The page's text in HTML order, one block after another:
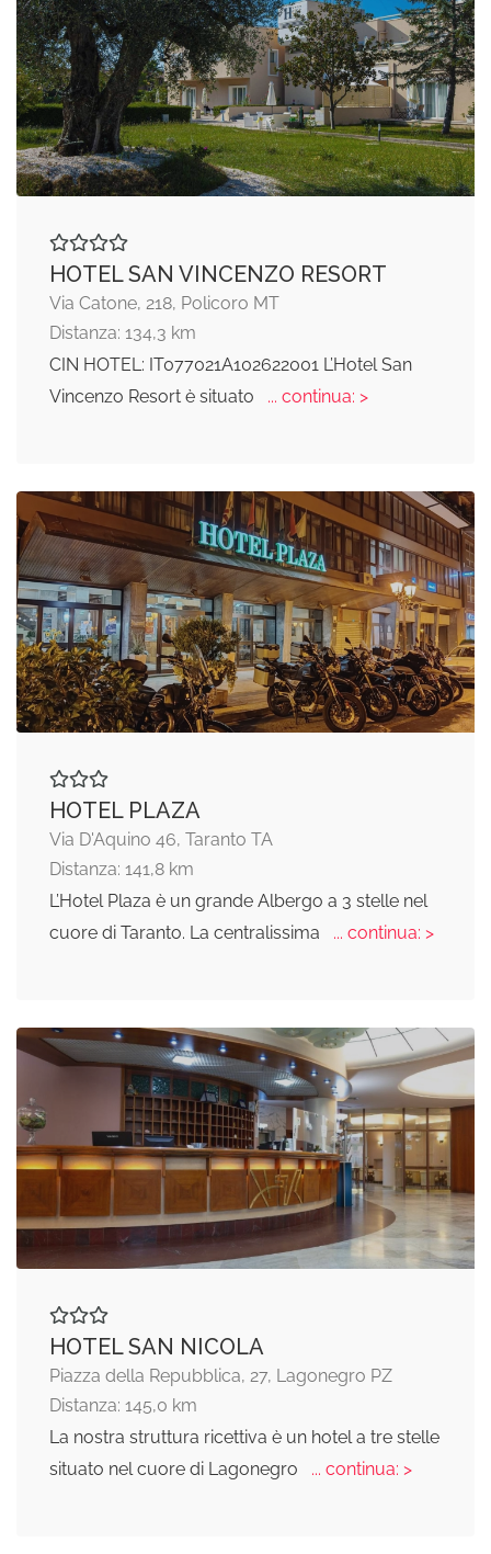
HOTEL SAN VINCENZO RESORT
Via Catone, 218, Policoro MT
Distanza: 134,3 km
CIN HOTEL: IT077021A102622001 L’Hotel San
Vincenzo Resort è situato
... continua: >
HOTEL PLAZA
Via D'Aquino 46, Taranto TA
Distanza: 141,8 km
L’Hotel Plaza è un grande Albergo a 3 stelle nel
cuore di Taranto. La centralissima
... continua: >
HOTEL SAN NICOLA
Piazza della Repubblica, 27, Lagonegro PZ
Distanza: 145,0 km
La nostra struttura ricettiva è un hotel a tre stelle
situato nel cuore di Lagonegro
... continua: >